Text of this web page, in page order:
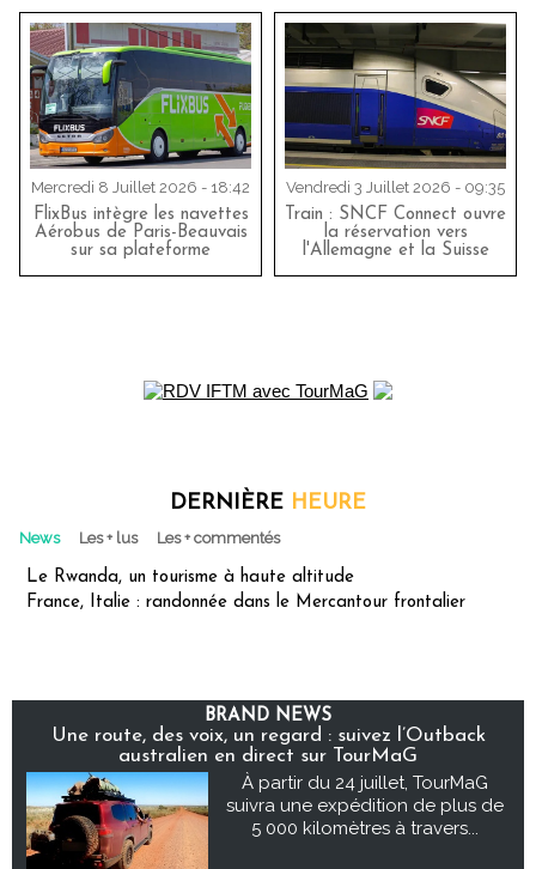
Mercredi 8 Juillet 2026 - 18:42
FlixBus intègre les navettes
Aérobus de Paris-Beauvais
sur sa plateforme
Vendredi 3 Juillet 2026 - 09:35
Train : SNCF Connect ouvre
la réservation vers
l'Allemagne et la Suisse
DERNIÈRE HEURE
News Les + lus Les + commentés
Le Rwanda, un tourisme à haute altitude
France, Italie : randonnée dans le Mercantour frontalier
BRAND NEWS
Une route, des voix, un regard : suivez l’Outback
australien en direct sur TourMaG
À partir du 24 juillet, TourMaG
suivra une expédition de plus de
5 000 kilomètres à travers...